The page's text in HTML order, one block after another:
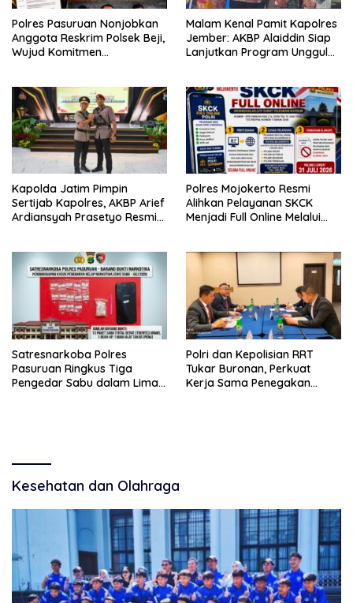
Polres Pasuruan Nonjobkan
Anggota Reskrim Polsek Beji,
Wujud Komitmen
Malam Kenal Pamit Kapolres
Jember: AKBP Alaiddin Siap
Lanjutkan Program Unggulan
Kapolda Jatim Pimpin
Sertijab Kapolres, AKBP Arief
Ardiansyah Prasetyo Resmi
Polres Mojokerto Resmi
Alihkan Pelayanan SKCK
Menjadi Full Online Melalui
Satresnarkoba Polres
Pasuruan Ringkus Tiga
Pengedar Sabu dalam Lima
Polri dan Kepolisian RRT
Tukar Buronan, Perkuat
Kerja Sama Penegakan
Kesehatan dan Olahraga